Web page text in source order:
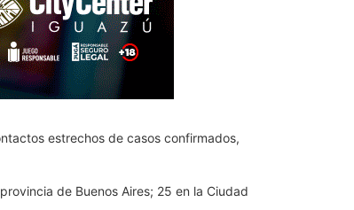
estrechos de casos confirmados,
de Buenos Aires; 25 en la Ciudad